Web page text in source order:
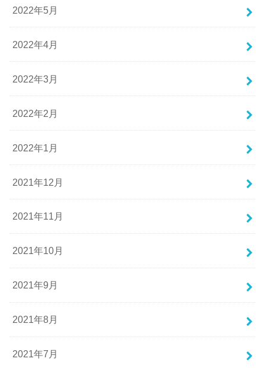
2022年5月
2022年4月
2022年3月
2022年2月
2022年1月
2021年12月
2021年11月
2021年10月
2021年9月
2021年8月
2021年7月